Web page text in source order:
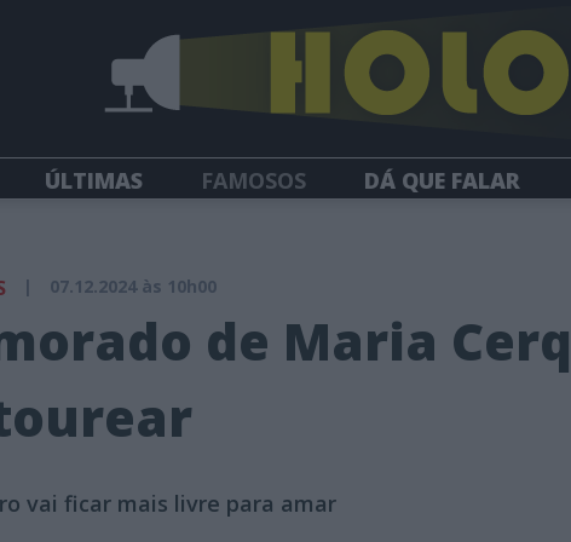
ÚLTIMAS FAMOSOS DÁ QUE FALAR
| 07.12.2024 às 10h00
de Maria
vai ficar mais livre para amar